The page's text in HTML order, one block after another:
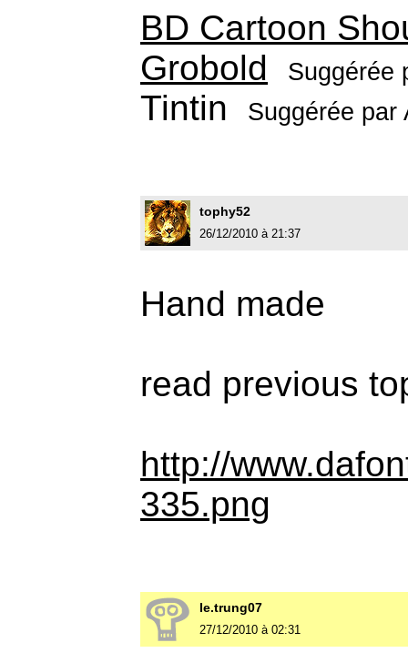
BD Cartoon
Grobold
Suggérée
Tintin Suggérée par
tophy52
26/12/2010 à 21:37
Hand made
read previous
http://
335.png
le.trung07
27/12/2010 à 02:31